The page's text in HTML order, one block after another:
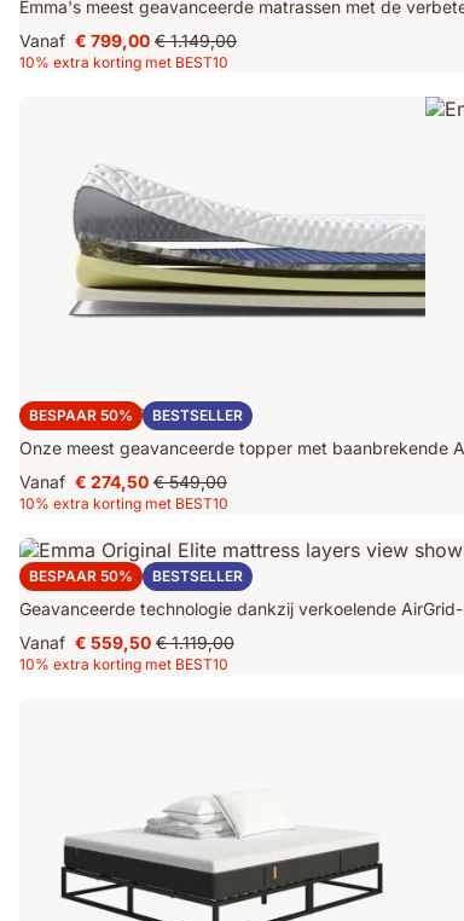
Emma's meest geavanceerde matrassen met de
Vanaf Prijs
€ 799,00
€ 799,00 Oorspronkelijke
prijs
€ 1.149,00
10% extra korting met BEST10
BESPAAR 50% BESTSELLER
Emma AirGrid® Topper
Onze meest geavanceerde topper met baanbrekende
Vanaf Prijs
€ 274,50
€ 274,50 Oorspronkelijke
prijs
€ 549,00
€ 549,00
10% extra korting met BEST10
BESPAAR 50% BESTSELLER
Emma Original Elite Matras
Geavanceerde technologie dankzij verkoelende
Vanaf Prijs
€ 559,50
€ 559,50 Oorspronkelijke
prijs
€ 1.119,00
10% extra korting met BEST10